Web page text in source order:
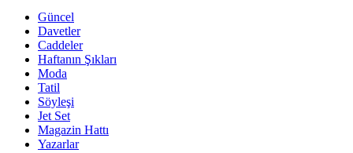
Güncel
Davetler
Caddeler
Haftanın Şıkları
Moda
Tatil
Söyleşi
Jet Set
Magazin Hattı
Yazarlar